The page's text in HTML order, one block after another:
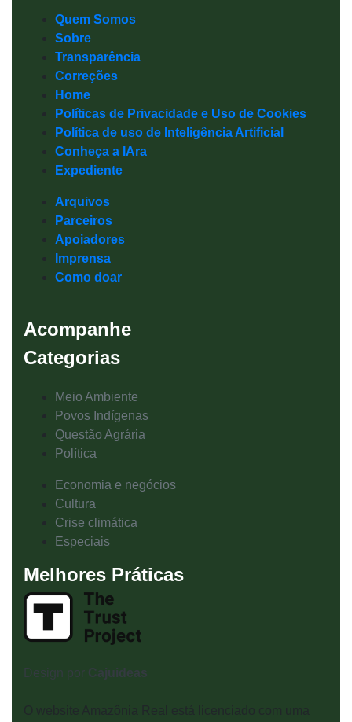
Quem Somos
Sobre
Transparência
Correções
Home
Políticas de Privacidade e Uso de Cookies
Política de uso de Inteligência Artificial
Conheça a IAra
Expediente
Arquivos
Parceiros
Apoiadores
Imprensa
Como doar
Acompanhe
Categorias
Meio Ambiente
Povos Indígenas
Questão Agrária
Política
Economia e negócios
Cultura
Crise climática
Especiais
Melhores Práticas
Design por Cajuideas
O website Amazônia Real está licenciado com uma